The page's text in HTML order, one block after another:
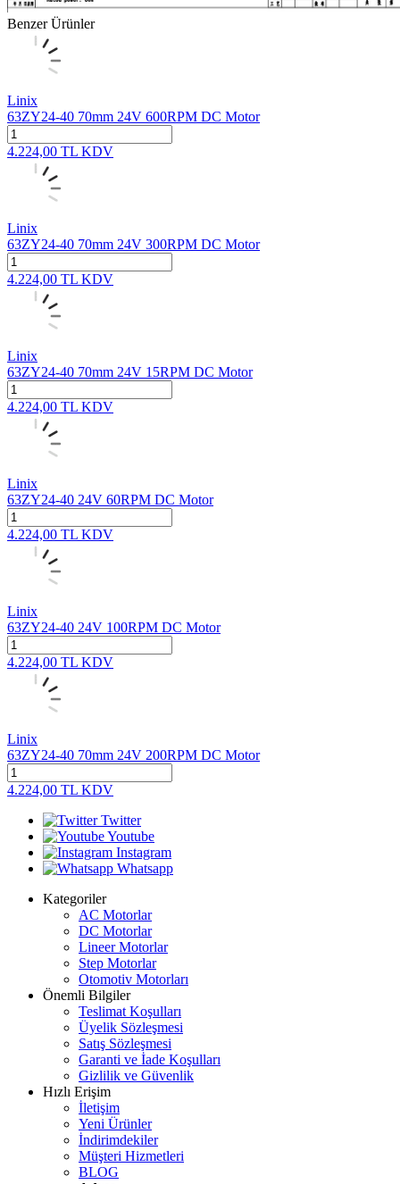
Benzer Ürünler
Linix
63ZY24-40 70mm 24V 600RPM DC Motor
4.224,00 TL KDV
Linix
63ZY24-40 70mm 24V 300RPM DC Motor
4.224,00 TL KDV
Linix
63ZY24-40 70mm 24V 15RPM DC Motor
4.224,00 TL KDV
Linix
63ZY24-40 24V 60RPM DC Motor
4.224,00 TL KDV
Linix
63ZY24-40 24V 100RPM DC Motor
4.224,00 TL KDV
Linix
63ZY24-40 70mm 24V 200RPM DC Motor
4.224,00 TL KDV
Twitter
Youtube
Instagram
Whatsapp
Kategoriler
AC Motorlar
DC Motorlar
Lineer Motorlar
Step Motorlar
Otomotiv Motorları
Önemli Bilgiler
Teslimat Koşulları
Üyelik Sözleşmesi
Satış Sözleşmesi
Garanti ve İade Koşulları
Gizlilik ve Güvenlik
Hızlı Erişim
İletişim
Yeni Ürünler
İndirimdekiler
Müşteri Hizmetleri
BLOG